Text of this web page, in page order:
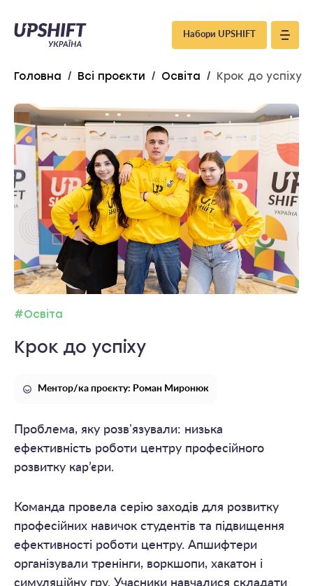
Upshift
–
Україна
Набори UPSHIFT
Головна / Всі проєкти / Освіта / Крок до успіху
#Освіта
Крок до успіху
Ментор/ка проєкту: Роман Миронюк
Проблема, яку розвʼязували: низька
ефективність роботи центру професійного
розвитку кар’єри.
Команда провела серію заходів для розвитку
професійних навичок студентів та підвищення
ефективності роботи центру. Апшифтери
організували тренінги, воркшопи, хакатон і
симуляційну гру. Учасники навчалися складати